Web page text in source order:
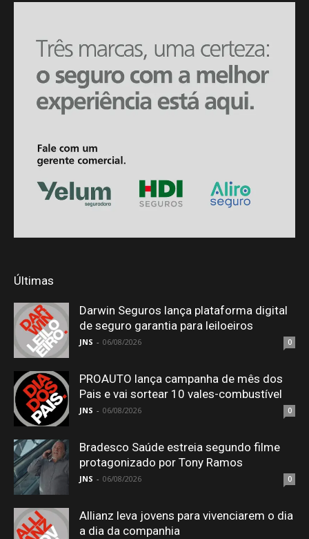
Últimas
Darwin Seguros lança plataforma digital
de seguro garantia para leiloeiros
JNS - 06/08/2026 0
PROAUTO lança campanha de mês dos
Pais e vai sortear 10 vales-combustível
JNS - 06/08/2026 0
Bradesco Saúde estreia segundo filme
protagonizado por Tony Ramos
JNS - 06/08/2026 0
Allianz leva jovens para vivenciarem o dia
a dia da companhia